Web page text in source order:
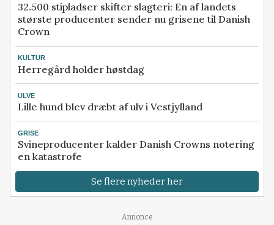
32.500 stipladser skifter slagteri: En af landets
største producenter sender nu grisene til Danish
Crown
KULTUR
Herregård holder høstdag
ULVE
Lille hund blev dræbt af ulv i Vestjylland
GRISE
Svineproducenter kalder Danish Crowns notering
en katastrofe
Se flere nyheder her
Annonce